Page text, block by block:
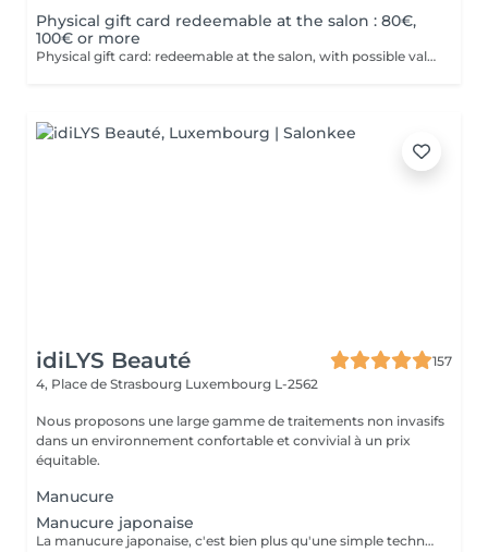
Physical gift card redeemable at the salon : 80€,
100€ or more
Physical gift card: redeemable at the salon, with possible values of 80€, 100€, or more than 100€. Electronic gift card: redeemable via email, with any value of your choice, available for purchase here on this website. Our gift vouchers are valid for all our services and can be used multiple times.
idiLYS Beauté
157
4, Place de Strasbourg Luxembourg L-2562
Nous proposons une large gamme de traitements non invasifs
dans un environnement confortable et convivial à un prix
équitable.
Manucure
Manucure japonaise
La manucure japonaise, c'est bien plus qu'une simple technique de soin des ongles. Le but, c'est vraiment de redonner de l'éclat et de la vitalité aux ongles. Des ingrédients naturels sont utilisés pour chouchouter les ongles et mettre en valeur leur beauté innée : - on nourrit et on renforce les ongles avec des produits comme la cire d'abeille, le lait de riz et le soja. - on utilise des outils spécifiques et des techniques toutes douces, comme un polissage délicat et l'application de pâtes riches en nutriments.